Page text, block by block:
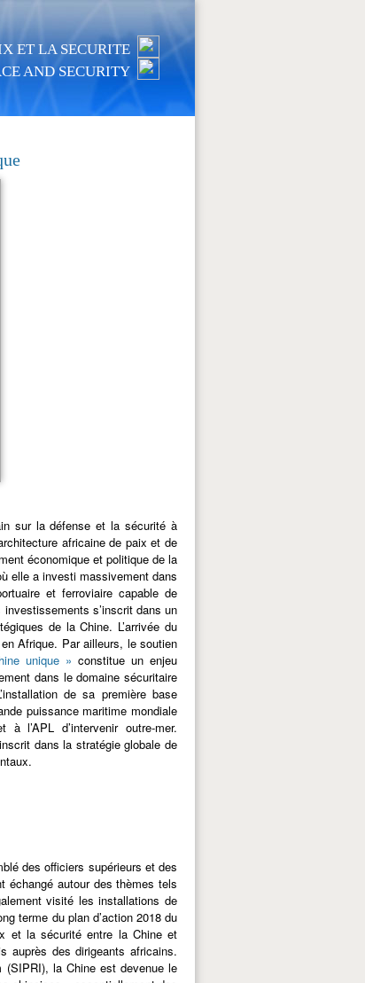
ET LA SECURITE
AND SECURITY
sur la défense et la sécurité à
africaine de paix et de
économique et politique de la
elle a investi massivement dans
et ferroviaire capable de
s’inscrit dans un
de la Chine. L’arrivée du
Afrique. Par ailleurs, le soutien
unique » constitue un enjeu
dans le domaine sécuritaire
de sa première base
puissance maritime mondiale
l’APL d’intervenir outre-mer.
dans la stratégie globale de
des officiers supérieurs et des
échangé autour des thèmes tels
visité les installations de
terme du plan d’action 2018 du
et la sécurité entre la Chine et
auprès des dirigeants africains.
(SIPRI), la Chine est devenue le